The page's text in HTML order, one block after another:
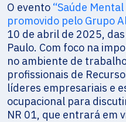
O evento “Saúde
promovido pelo Grupo
10 de abril de 2025,
Paulo. Com foco na
no ambiente de
profissionais de
líderes empresariais e
ocupacional para
NR 01, que entrará em